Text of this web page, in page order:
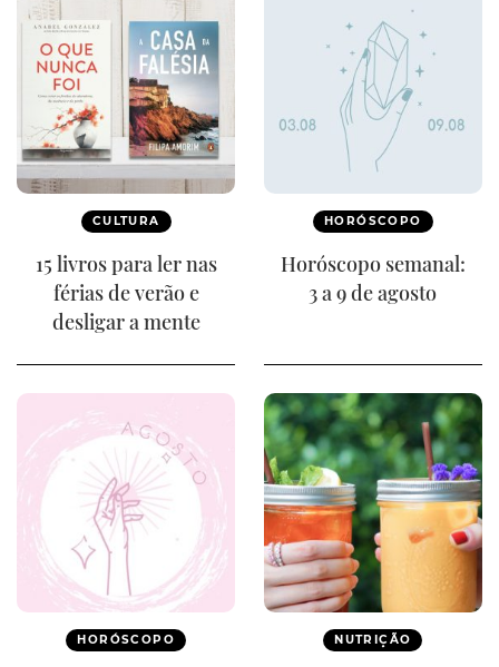
CULTURA
15 livros para ler nas
férias de verão e
desligar a mente
HORÓSCOPO
Horóscopo semanal:
3 a 9 de agosto
HORÓSCOPO NUTRIÇÃO